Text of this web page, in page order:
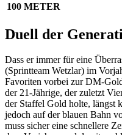
100 METER
Duell der
Dass er immer für eine
(Sprintteam Wetzlar) im
Favoriten vorbei zur DM-
der 21-Jährige, der zuletzt
der Staffel Gold holte, längst
jedoch auf der blauen Bahn
muss sicher eine schnellere